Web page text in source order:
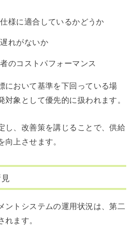
様に適合しているかどうか
れがないか
者のコストパフォーマンス
において基準を下回っている場
象として優先的に扱われます。
し、改善策を講じることで、供給
上させます。
ントシステムの運用状況は、第二
ます。